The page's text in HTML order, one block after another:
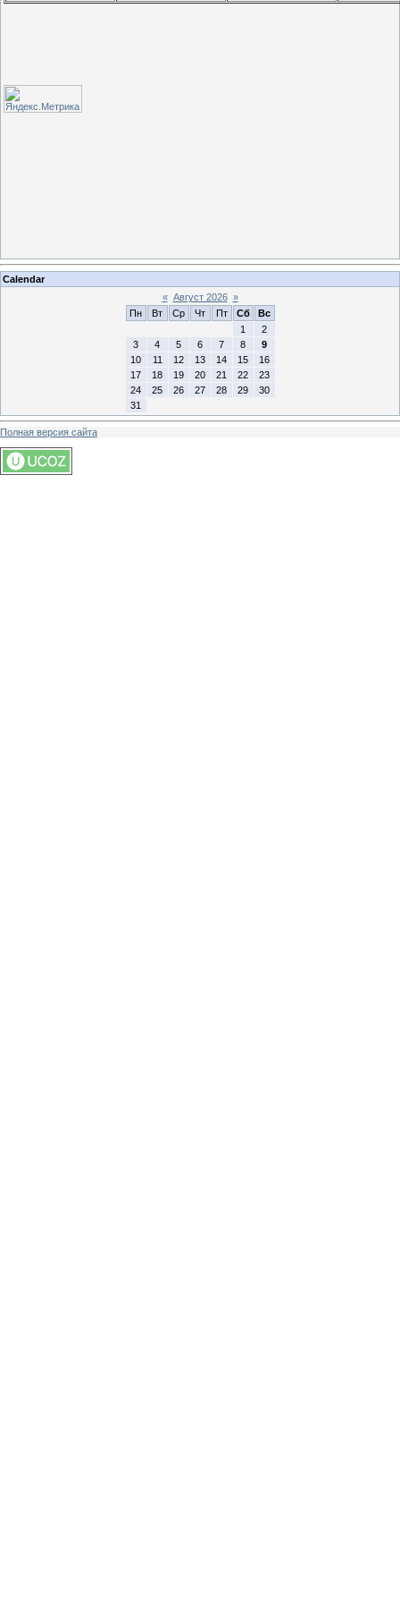
Calendar
« Август 2026 »
Пн
Вт Ср Чт Пт Сб
Вс
1
2
3
4 5 6 7 8
9
10
11 12 13 14 15
16
17
18 19 20 21 22
23
24
25 26 27 28 29
30
31
Полная версия сайта